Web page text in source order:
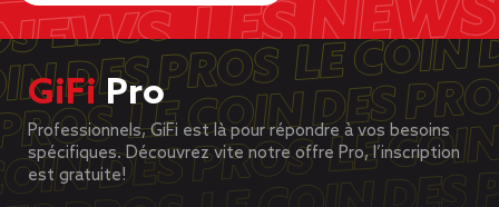
GiFiPro
Professionnels, GiFi est là pour répondre à vos besoins
spécifiques. Découvrez vite notre offre Pro, l’inscription
est gratuite!